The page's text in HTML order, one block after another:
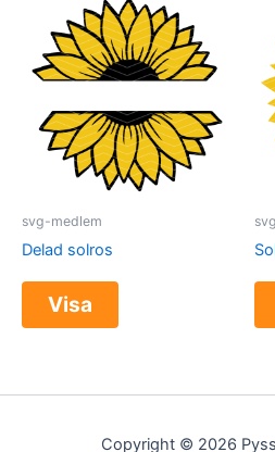
svg-medlem
Delad solros
Visa
Copyright © 2026